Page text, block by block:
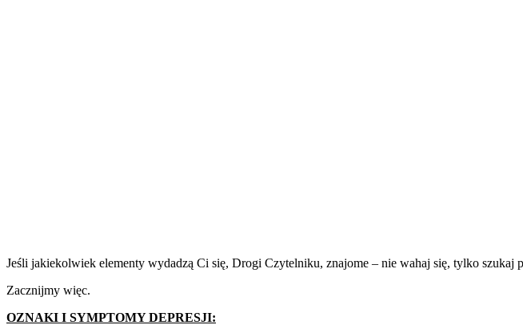
Jeśli jakiekolwiek elementy wydadzą Ci się, Drogi Czytelniku, znajome – nie wahaj się, tylko
Zacznijmy więc.
OZNAKI I SYMPTOMY DEPRESJI: